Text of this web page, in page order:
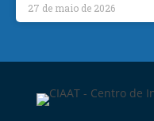
27 de maio de 2026